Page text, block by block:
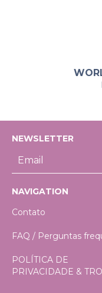
NEWSLETTER
NAVIGATION
Contato
FAQ / Perguntas
POLÍTICA DE
PRIVACIDADE &